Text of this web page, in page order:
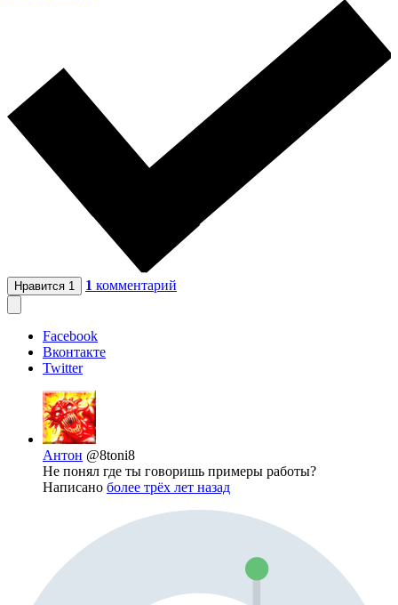
Нравится 1 1 комментарий
Facebook
Вконтакте
Twitter
Антон @8toni8
Не понял где ты говоришь примеры работы?
Написано более трёх лет назад